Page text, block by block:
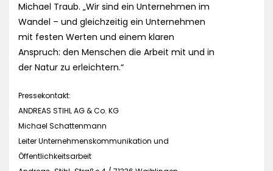
Michael Traub. „Wir sind ein Unternehmen im
Wandel – und gleichzeitig ein Unternehmen
mit festen Werten und einem klaren
Anspruch: den Menschen die Arbeit mit und in
der Natur zu erleichtern.“
Pressekontakt:
ANDREAS STIHL AG & Co. KG
Michael Schattenmann
Leiter Unternehmenskommunikation und
Öffentlichkeitsarbeit